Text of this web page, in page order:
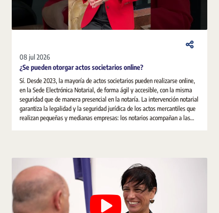
08 jul 2026
¿Se pueden otorgar actos societarios online?
Sí. Desde 2023, la mayoría de actos societarios pueden realizarse online,
en la Sede Electrónica Notarial, de forma ágil y accesible, con la misma
seguridad que de manera presencial en la notaría. La intervención notarial
garantiza la legalidad y la seguridad jurídica de los actos mercantiles que
realizan pequeñas y medianas empresas: los notarios acompañan a las